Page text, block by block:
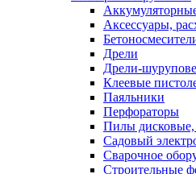
Аксессуары,
Дрели
Дрели-
Клеевые
Паяльники
Перфораторы
Пилы
Садовый
Сварочное
Строительные